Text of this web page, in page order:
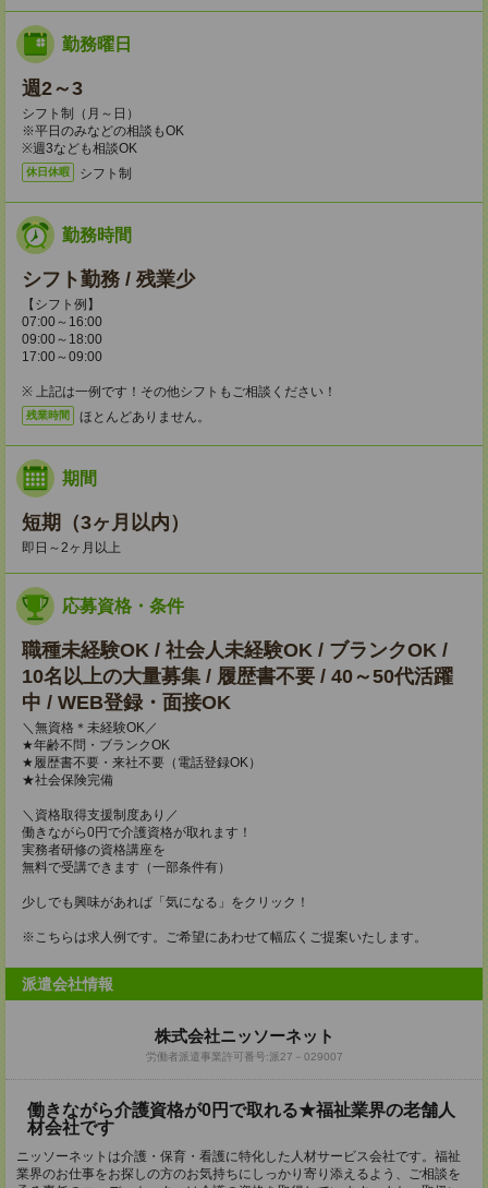
勤務曜日
週2～3
シフト制（月～日）
※平日のみなどの相談もOK
※週3なども相談OK
休日休暇 シフト制
勤務時間
シフト勤務 / 残業少
【シフト例】
07:00～16:00
09:00～18:00
17:00～09:00
※ 上記は一例です！その他シフトもご相談ください！
残業時間 ほとんどありません。
期間
短期（3ヶ月以内）
即日～2ヶ月以上
応募資格・条件
職種未経験OK / 社会人未経験OK / ブランクOK /
10名以上の大量募集 / 履歴書不要 / 40～50代活躍
中 / WEB登録・面接OK
＼無資格＊未経験OK／
★年齢不問・ブランクOK
★履歴書不要・来社不要（電話登録OK）
★社会保険完備
＼資格取得支援制度あり／
働きながら0円で介護資格が取れます！
実務者研修の資格講座を
無料で受講できます（一部条件有）
少しでも興味があれば「気になる」をクリック！
※こちらは求人例です。ご希望にあわせて幅広くご提案いたします。
派遣会社情報
株式会社ニッソーネット
労働者派遣事業許可番号:派27－029007
働きながら介護資格が0円で取れる★福祉業界の老舗人
材会社です
ニッソーネットは介護・保育・看護に特化した人材サービス会社です。福祉
業界のお仕事をお探しの方のお気持ちにしっかり寄り添えるよう、ご相談を